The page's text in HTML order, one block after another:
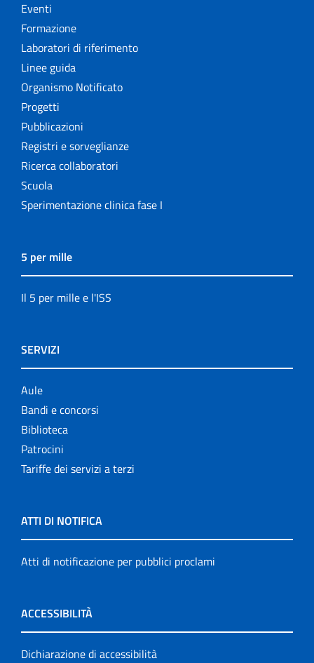
Eventi
Formazione
Laboratori di riferimento
Linee guida
Organismo Notificato
Progetti
Pubblicazioni
Registri e sorveglianze
Ricerca collaboratori
Scuola
Sperimentazione clinica fase I
5 per mille
Il 5 per mille e l'ISS
SERVIZI
Aule
Bandi e concorsi
Biblioteca
Patrocini
Tariffe dei servizi a terzi
ATTI DI NOTIFICA
Atti di notificazione per pubblici proclami
ACCESSIBILITÀ
Dichiarazione di accessibilità